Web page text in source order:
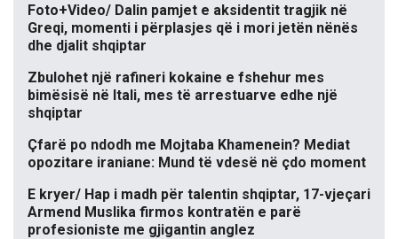
Foto+Video/ Dalin pamjet e aksidentit tragjik në
Greqi, momenti i përplasjes që i mori jetën nënës
dhe djalit shqiptar
Zbulohet një rafineri kokaine e fshehur mes
bimësisë në Itali, mes të arrestuarve edhe një
shqiptar
Çfarë po ndodh me Mojtaba Khamenein? Mediat
opozitare iraniane: Mund të vdesë në çdo moment
E kryer/ Hap i madh për talentin shqiptar, 17-vjeçari
Armend Muslika firmos kontratën e parë
profesioniste me gjigantin anglez